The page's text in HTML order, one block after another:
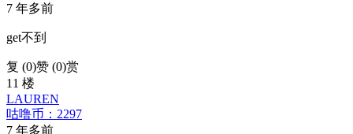
7 年多前
get不到
复 (0)赞 (0)赏
11 楼
LAUREN
咕噜币：2297
7 年多前